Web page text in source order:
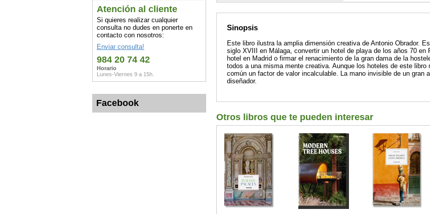
Atención al cliente
Si quieres realizar cualquier
consulta no dudes en ponerte en
contacto con nosotros:
Enviar consulta!
984 20 74 42
Horario
Lunes-Viernes 9 a 15h.
Facebook
Sinopsis
Este libro ilustra la amplia dimensión creativa de Antonio Obrador.
siglo XVIII en Málaga, convertir un hotel de playa de los años 70 en
hotel en Madrid o firmar el renacimiento de la gran dama de la
todos a una misma mente creativa. Aunque los hoteles de este
común un factor de valor incalculable. La mano invisible de un gran
diseñador.
Otros libros que te pueden interesar